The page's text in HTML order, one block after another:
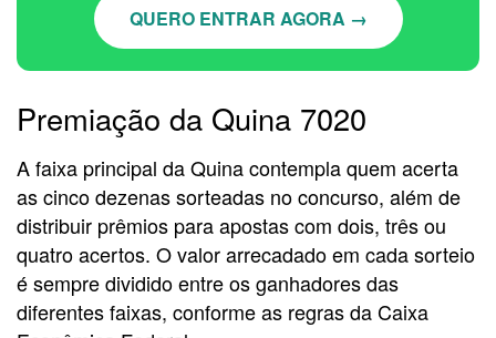
QUERO ENTRAR AGORA →
Premiação da Quina 7020
A faixa principal da Quina contempla quem acerta
as cinco dezenas sorteadas no concurso, além de
distribuir prêmios para apostas com dois, três ou
quatro acertos. O valor arrecadado em cada sorteio
é sempre dividido entre os ganhadores das
diferentes faixas, conforme as regras da Caixa